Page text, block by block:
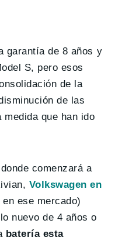
garantía de 8 años y
S, pero esos
de la
de las
que han ido
comenzará a
Volkswagen en
ese mercado)
nuevo de 4 años o
batería esta